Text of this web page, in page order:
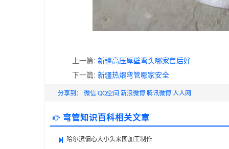
上一篇: 新疆高压厚壁弯头哪家售后好
下一篇: 新疆热煨弯管哪家安全
分享到： 微信QQ空间 新浪微博腾讯微博 人人网
弯管知识百科相关文章
哈尔滨偏心大小头来图加工制作